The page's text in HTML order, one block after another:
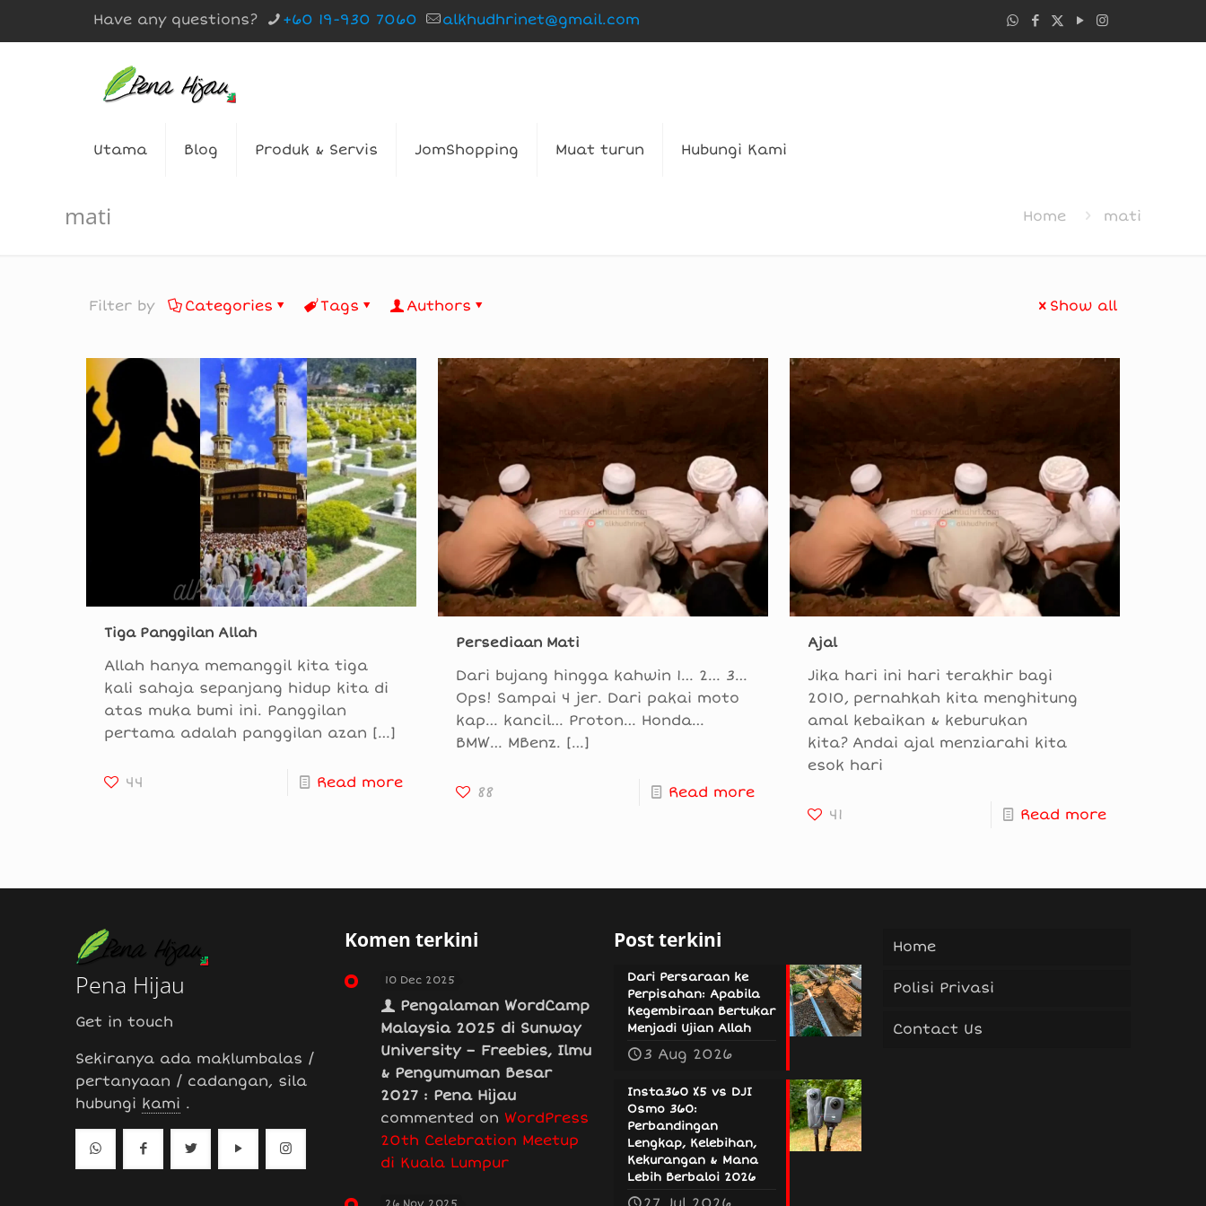
Have any questions? +60 19-930 7060 alkhudhrinet@gmail.com
Utama Blog Produk & Servis JomShopping Muat turun Hubungi Kami
mati Home mati
Filter by Categories Tags Authors Show all
Tiga Panggilan Allah
Allah hanya memanggil kita tiga
kali sahaja sepanjang hidup kita di
atas muka bumi ini. Panggilan
pertama adalah panggilan azan […]
44 Read more
Persediaan Mati
Dari bujang hingga kahwin 1… 2… 3…
Ops! Sampai 4 jer. Dari pakai moto
kap… kancil… Proton… Honda…
BMW… MBenz. […]
88 Read more
Ajal
Jika hari ini hari terakhir bagi
2010, pernahkah kita menghitung
amal kebaikan & keburukan
kita? Andai ajal menziarahi kita
esok hari
41 Read more
Pena Hijau
Get in touch
Sekiranya ada maklumbalas /
pertanyaan / cadangan, sila
hubungi kami .
Komen terkini
10 Dec 2025
Pengalaman WordCamp
Malaysia 2025 di Sunway
University – Freebies, Ilmu
& Pengumuman Besar
2027 : Pena Hijau
commented on WordPress
20th Celebration Meetup
di Kuala Lumpur
Post terkini
Dari Persaraan ke
Perpisahan: Apabila
Kegembiraan Bertukar
Menjadi Ujian Allah
3 Aug 2026
Insta360 X5 vs DJI
Osmo 360:
Perbandingan
Lengkap, Kelebihan,
Kekurangan & Mana
Lebih Berbaloi 2026
Home
Polisi Privasi
Contact Us